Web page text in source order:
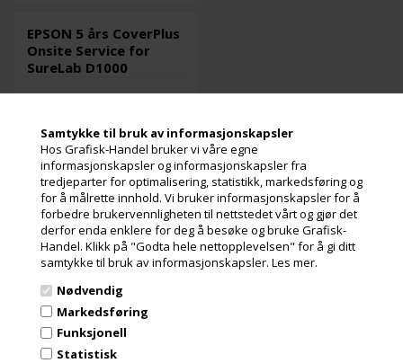
Samtykke til bruk av informasjonskapsler
Hos Grafisk-Handel bruker vi våre egne
informasjonskapsler og informasjonskapsler fra
tredjeparter for optimalisering, statistikk, markedsføring og
for å målrette innhold. Vi bruker informasjonskapsler for å
forbedre brukervennligheten til nettstedet vårt og gjør det
derfor enda enklere for deg å besøke og bruke Grafisk-
Handel. Klikk på "Godta hele nettopplevelsen" for å gi ditt
samtykke til bruk av informasjonskapsler. Les mer.
Nødvendig
Markedsføring
Funksjonell
Statistisk
EPSON 5 års CoverPlus
Onsite Service for
SureLab D1000
100 stk. på lager
Varenr.: 108845
EPSON 5 års CoverPlus Onsite
service for SureLab D1000
Les mer
42.354,00Kr.